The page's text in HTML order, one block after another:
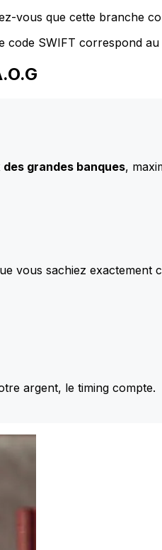
vous que cette branche
SWIFT correspond
grandes banques,
vous sachiez exactement
argent, le timing compte.